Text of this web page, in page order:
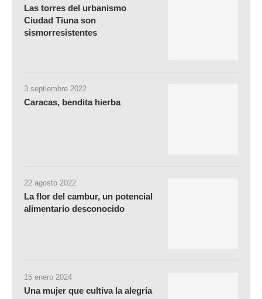
Las torres del urbanismo
Ciudad Tiuna son
sismorresistentes
3 septiembre 2022
Caracas, bendita hierba
22 agosto 2022
La flor del cambur, un potencial
alimentario desconocido
15 enero 2024
Una mujer que cultiva la alegría